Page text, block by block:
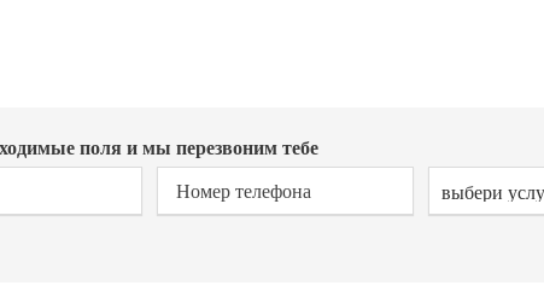
поля и мы перезвоним тебе